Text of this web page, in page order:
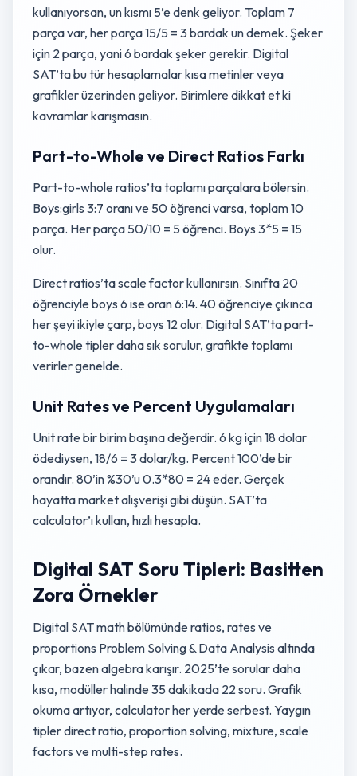
kullanıyorsan, un kısmı 5’e denk geliyor. Toplam 7
parça var, her parça 15/5 = 3 bardak un demek. Şeker
için 2 parça, yani 6 bardak şeker gerekir. Digital
SAT’ta bu tür hesaplamalar kısa metinler veya
grafikler üzerinden geliyor. Birimlere dikkat et ki
kavramlar karışmasın.
Part-to-Whole ve Direct Ratios Farkı
Part-to-whole ratios’ta toplamı parçalara bölersin.
Boys:girls 3:7 oranı ve 50 öğrenci varsa, toplam 10
parça. Her parça 50/10 = 5 öğrenci. Boys 3*5 = 15
olur.
Direct ratios’ta scale factor kullanırsın. Sınıfta 20
öğrenciyle boys 6 ise oran 6:14. 40 öğrenciye çıkınca
her şeyi ikiyle çarp, boys 12 olur. Digital SAT’ta part-
to-whole tipler daha sık sorulur, grafikte toplamı
verirler genelde.
Unit Rates ve Percent Uygulamaları
Unit rate bir birim başına değerdir. 6 kg için 18 dolar
ödediysen, 18/6 = 3 dolar/kg. Percent 100’de bir
orandır. 80’in %30’u 0.3*80 = 24 eder. Gerçek
hayatta market alışverişi gibi düşün. SAT’ta
calculator’ı kullan, hızlı hesapla.
Digital SAT Soru Tipleri: Basitten
Zora Örnekler
Digital SAT math bölümünde ratios, rates ve
proportions Problem Solving & Data Analysis altında
çıkar, bazen algebra karışır. 2025’te sorular daha
kısa, modüller halinde 35 dakikada 22 soru. Grafik
okuma artıyor, calculator her yerde serbest. Yaygın
tipler direct ratio, proportion solving, mixture, scale
factors ve multi-step rates.